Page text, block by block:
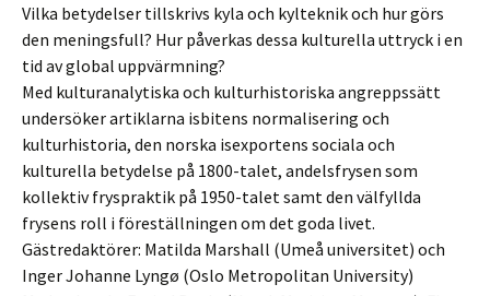
Vilka betydelser tillskrivs kyla och kylteknik och hur görs
den meningsfull? Hur påverkas dessa kulturella uttryck i en
tid av global uppvärmning?
Med kulturanalytiska och kulturhistoriska angreppssätt
undersöker artiklarna isbitens normalisering och
kulturhistoria, den norska isexportens sociala och
kulturella betydelse på 1800-talet, andelsfrysen som
kollektiv fryspraktik på 1950-talet samt den välfyllda
frysens roll i föreställningen om det goda livet.
Gästredaktörer: Matilda Marshall (Umeå universitet) och
Inger Johanne Lyngø (Oslo Metropolitan University)